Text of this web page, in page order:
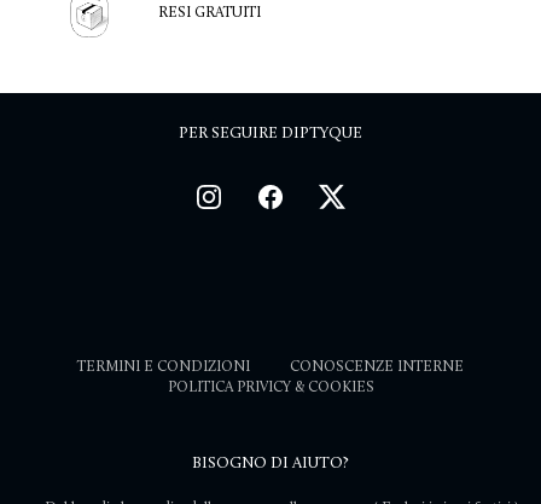
RESI GRATUITI
PER SEGUIRE DIPTYQUE
TERMINI E CONDIZIONI
CONOSCENZE INTERNE
POLITICA PRIVICY & COOKIES
BISOGNO DI AIUTO?